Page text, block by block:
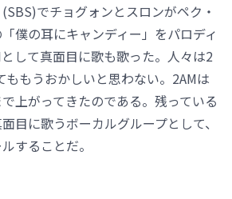
でチョグォンとスロンがペク・
僕の耳にキャンディー」をパロディ
して真面目に歌も歌った。人々は2
ももうおかしいと思わない。2AMは
上がってきたのである。残っている
目に歌うボーカルグループとして、
することだ。